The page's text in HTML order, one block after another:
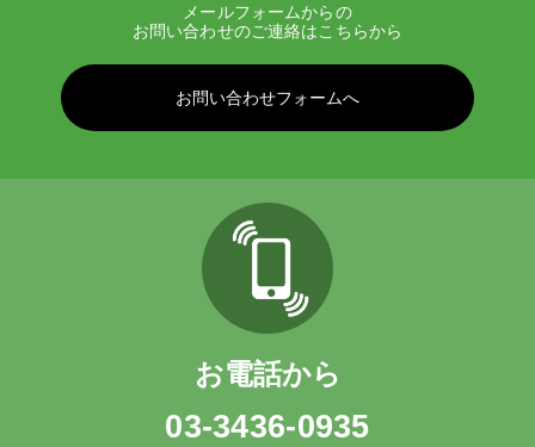
メールフォームからの
お問い合わせのご連絡はこちらから
お問い合わせフォームへ
お電話から
03-3436-0935